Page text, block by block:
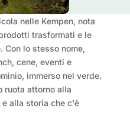
nelle Kempen, nota
trasformati e le
Con lo stesso nome,
cene, eventi e
immerso nel verde.
ruota attorno alla
alla storia che c'è